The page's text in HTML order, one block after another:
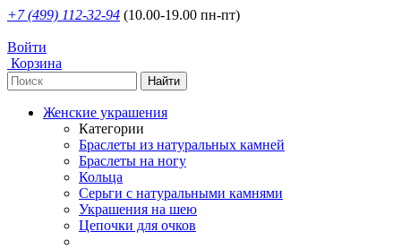
+7 (499) 112-32-94 (10.00-19.00 пн-пт)
Войти
Корзина
Женские украшения
Категории
Браслеты из натуральных камней
Браслеты на ногу
Кольца
Серьги с натуральными камнями
Украшения на шею
Цепочки для очков